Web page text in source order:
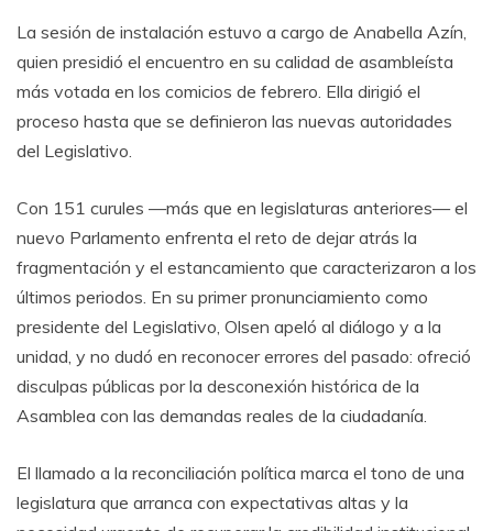
La sesión de instalación estuvo a cargo de Anabella Azín,
quien presidió el encuentro en su calidad de asambleísta
más votada en los comicios de febrero. Ella dirigió el
proceso hasta que se definieron las nuevas autoridades
del Legislativo.
Con 151 curules —más que en legislaturas anteriores— el
nuevo Parlamento enfrenta el reto de dejar atrás la
fragmentación y el estancamiento que caracterizaron a los
últimos periodos. En su primer pronunciamiento como
presidente del Legislativo, Olsen apeló al diálogo y a la
unidad, y no dudó en reconocer errores del pasado: ofreció
disculpas públicas por la desconexión histórica de la
Asamblea con las demandas reales de la ciudadanía.
El llamado a la reconciliación política marca el tono de una
legislatura que arranca con expectativas altas y la